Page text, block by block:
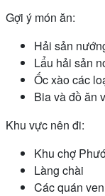
Gợi ý món ăn:
Hải sản
Lẩu hải sản
Ốc xào các
Bia và đồ ăn
Khu vực nên đi:
Khu chợ
Làng chài
Các quán